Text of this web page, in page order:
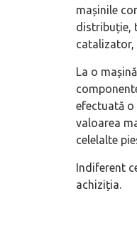
mașinile
distribuție,
catalizator,
La o
efectuată o
valoarea
celelalte
Indiferent
achiziția.